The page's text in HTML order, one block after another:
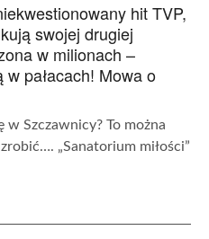
hit TVP,
swojej drugiej
w milionach –
pałacach! Mowa o
w Szczawnicy? To można
„Sanatorium miłości”